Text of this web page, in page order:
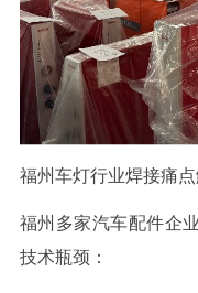
福州车灯行业焊接痛
福州多家汽车配件企
技术瓶颈：